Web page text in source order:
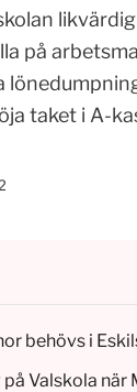
på
taket i A-
behövs i
Valskola när